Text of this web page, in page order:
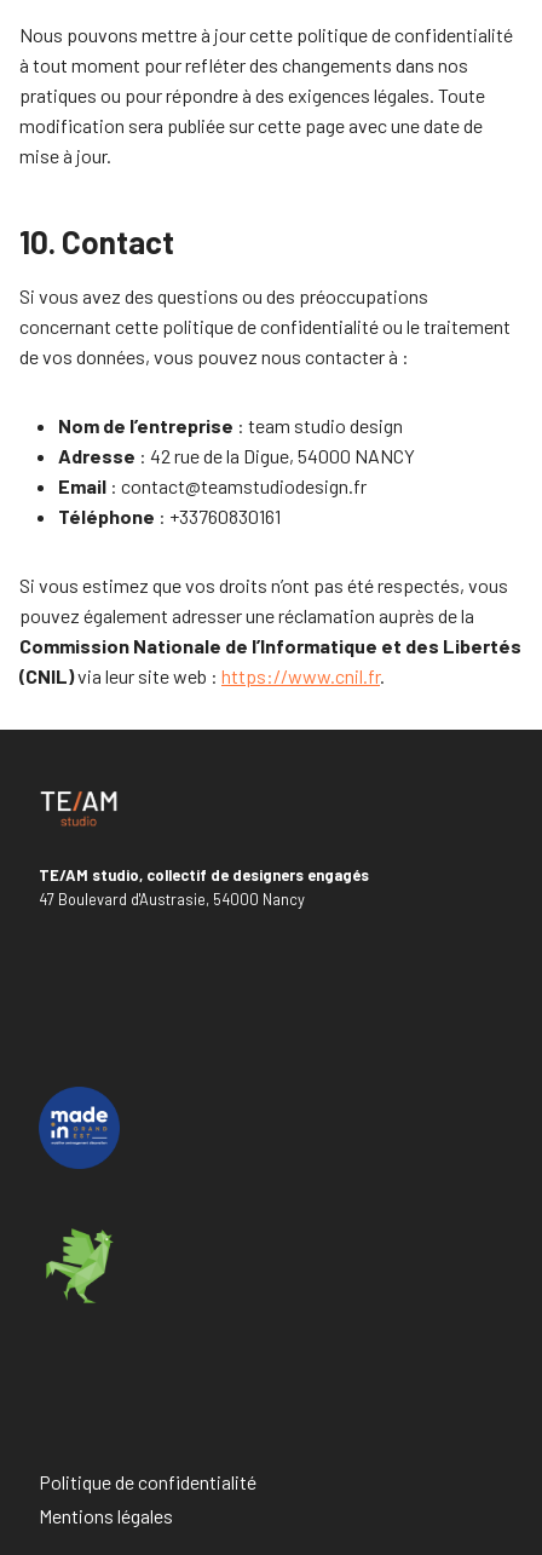
Nous pouvons mettre à jour cette politique de confidentialité
à tout moment pour refléter des changements dans nos
pratiques ou pour répondre à des exigences légales. Toute
modification sera publiée sur cette page avec une date de
mise à jour.
10. Contact
Si vous avez des questions ou des préoccupations
concernant cette politique de confidentialité ou le traitement
de vos données, vous pouvez nous contacter à :
Nom de l’entreprise : team studio design
Adresse : 42 rue de la Digue, 54000 NANCY
Email : contact@teamstudiodesign.fr
Téléphone : +33760830161
Si vous estimez que vos droits n’ont pas été respectés, vous
pouvez également adresser une réclamation auprès de la
Commission Nationale de l’Informatique et des Libertés
(CNIL)via leur site web : https://www.cnil.fr.
TE/AM studio, collectif de designers engagés
47 Boulevard d'Austrasie, 54000 Nancy
Politique de confidentialité
Mentions légales